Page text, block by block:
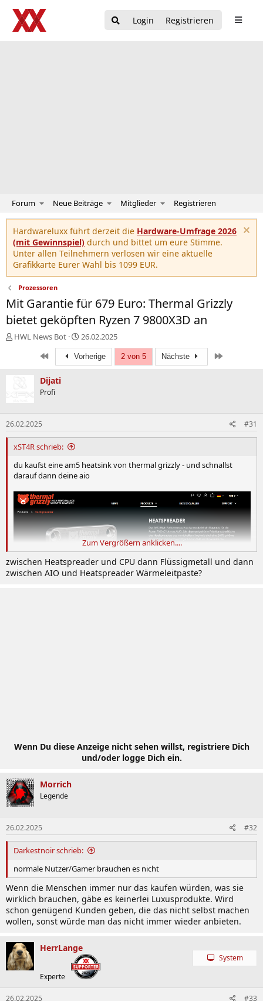
Login Registrieren
Forum Neue Beiträge Mitglieder Registrieren
Hardwareluxx führt derzeit die Hardware-Umfrage 2026
(mit Gewinnspiel) durch und bittet um eure Stimme.
Unter allen Teilnehmern verlosen wir eine aktuelle
Grafikkarte Eurer Wahl bis 1099 EUR.
Prozessoren
Mit Garantie für 679 Euro: Thermal Grizzly
bietet geköpften Ryzen 7 9800X3D an
E
r
HWL News Bot
E
r
s
t
m
26.02.2025
Erste Vorherige 2 von 5 Nächste
Dijati
Profi
26.02.2025 #31
xST4R schrieb:
du kaufst eine am5 heatsink von thermal grizzly - und schnallst
darauf dann deine aio
Zum Vergrößern anklicken....
zwischen Heatspreader und CPU dann Flüssigmetall und dann
zwischen AIO und Heatspreader Wärmeleitpaste?
Wenn Du diese Anzeige nicht sehen willst, registriere Dich
und/oder logge Dich ein.
Morrich
Legende
26.02.2025 #32
Darkestnoir schrieb:
normale Nutzer/Gamer brauchen es nicht
Wenn die Menschen immer nur das kaufen würden, was sie
wirklich brauchen, gäbe es keinerlei Luxusprodukte. Wird
schon genügend Kunden geben, die das nicht selbst machen
wollen, sonst würde man das nicht immer wieder anbieten.
HerrLange
Experte
System
26.02.2025 #33